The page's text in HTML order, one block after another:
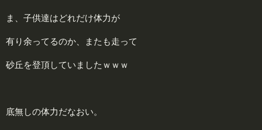
ま、子供達はどれだけ体力が
有り余ってるのか、またも走って
砂丘を登頂していましたｗｗｗ
底無しの体力だなおい。